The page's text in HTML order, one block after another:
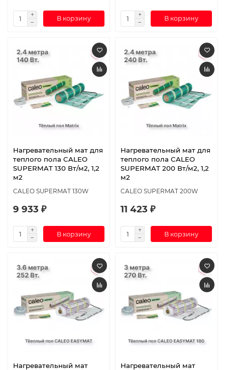
В корзину В корзину
Нагревательный мат для
теплого пола CALEO
SUPERMAT 130 Вт/м2, 1,2
м2
CALEO SUPERMAT 130W
9 933 ₽
В корзину
Нагревательный мат для
теплого пола CALEO
SUPERMAT 200 Вт/м2, 1,2
м2
CALEO SUPERMAT 200W
11 423 ₽
В корзину
Нагревательный мат
Нагревательный мат